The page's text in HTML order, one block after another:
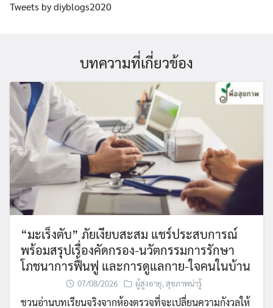
Tweets by diyblogs2020
บทความที่เกี่ยวข้อง
“มะเร็งตับ” ภัยเงียบสะสม แชร์ประสบการณ์
พร้อมสรุปเรื่องคัดกรอง-นวัตกรรมการรักษา
โภชนาการฟื้นฟู และการดูแลกาย-ใจคนในบ้าน
07/08/2026 ผู้สูงอายุ,สุขภาพน่ารู้
ชวนอ่านบทเรียนจริงจากห้องตรวจที่จะเปลี่ยนความกังวลให้